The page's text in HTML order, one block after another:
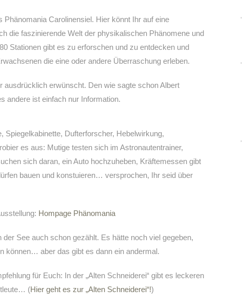
Phänomania Carolinensiel. Hier könnt Ihr auf eine
die faszinierende Welt der physikalischen Phänomene und
Stationen gibt es zu erforschen und zu entdecken und
die eine oder andere Überraschung erleben.
ausdrücklich erwünscht. Den wie sagte schon Albert
andere ist einfach nur Information.
Spiegelkabinette, Dufterforscher, Hebelwirkung,
es aus: Mutige testen sich im Astronautentrainer,
sich daran, ein Auto hochzuheben, Kräftemessen gibt
bauen und konstuieren… versprochen, Ihr seid über
Hompage Phänomania
der See auch schon gezählt. Es hätte noch viel gegeben,
können… aber das gibt es dann ein andermal.
für Euch: In der „Alten Schneiderei“ gibt es leckeren
(Hier geht es zur „Alten Schneiderei“!)